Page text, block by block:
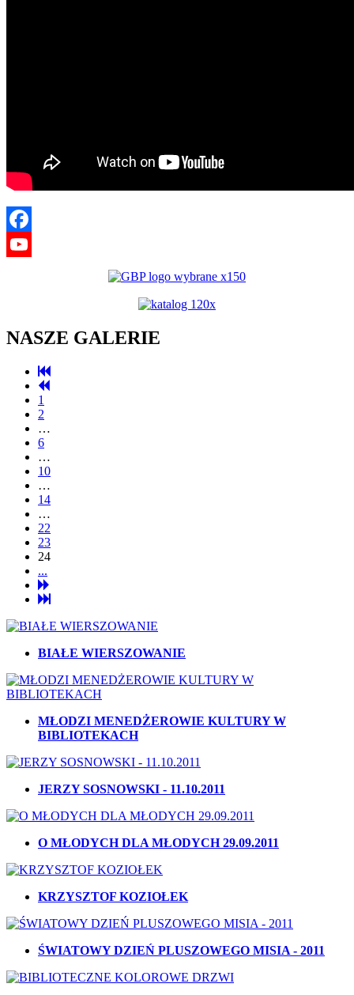
Facebook
NASZE GALERIE
1
2
…
6
…
10
…
14
…
22
23
24
...
BIAŁE WIERSZOWANIE
MŁODZI MENEDŻEROWIE KULTURY W
BIBLIOTEKACH
JERZY SOSNOWSKI - 11.10.2011
O MŁODYCH DLA MŁODYCH 29.09.2011
KRZYSZTOF KOZIOŁEK
ŚWIATOWY DZIEŃ PLUSZOWEGO MISIA - 2011